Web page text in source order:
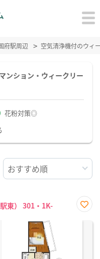
府駅周辺 空気清浄機付のウィ
ンション・ウィークリー
花粉対策◎
東） 301・1K-
に入